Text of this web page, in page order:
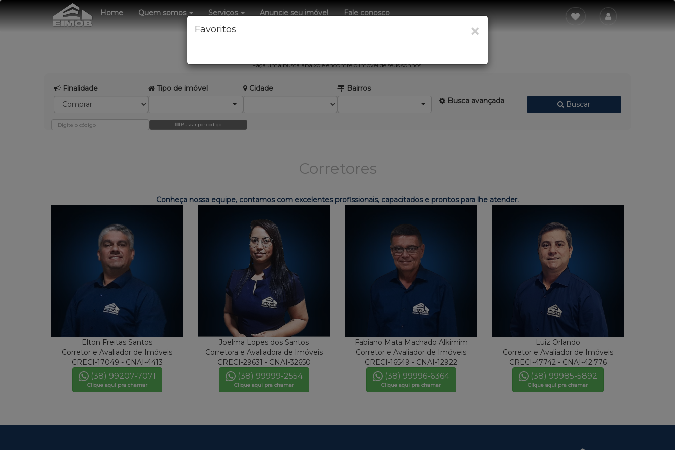
Home Quem somos Serviços Anuncie seu imóvel Fale conosco
EIMOB Negócios Imobiliários.
Faça uma busca abaixo e encontre o imóvel de seus sonhos.
Finalidade Tipo de imóvel Cidade
Bairros
Busca avançada
Buscar
Buscar por código
Corretores
Conheça nossa equipe, contamos com excelentes profissionais, capacitados e prontos para lhe atender.
Elton Freitas Santos
Corretor e Avaliador de Imóveis
CRECI-17049 - CNAI-4413
(38) 99207-7071
Clique aqui pra chamar
Joelma Lopes dos Santos
Corretora e Avaliadora de Imóveis
CRECI-29631 - CNAI-32650
(38) 99999-2554
Clique aqui pra chamar
Fabiano Mata Machado Alkimim
Corretor e Avaliador de Imóveis
CRECI-16549 - CNAI-12922
(38) 99996-6364
Clique aqui pra chamar
Luiz Orlando
Corretor e Avaliador de Imóveis
CRECI-47742 - CNAI-42.776
(38) 99985-5892
Clique aqui pra chamar
×
Favoritos